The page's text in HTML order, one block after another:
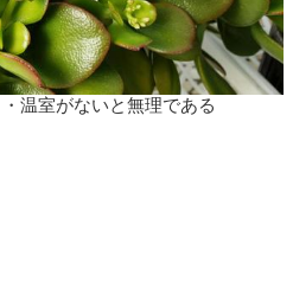
温室がないと無理である